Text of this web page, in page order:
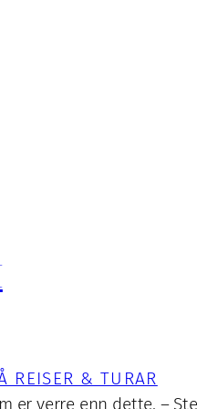
REISER & TURAR
er verre enn dette. –